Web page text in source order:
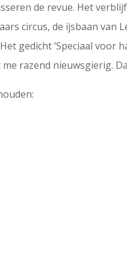
de revue. Het
circus, de ijsbaan van
gedicht ‘Speciaal voor
razend nieuwsgierig.